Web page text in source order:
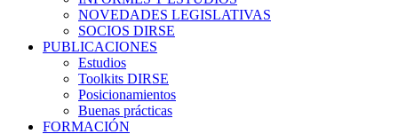
NOVEDADES LEGISLATIVAS
SOCIOS DIRSE
PUBLICACIONES
Estudios
Toolkits DIRSE
Posicionamientos
Buenas prácticas
FORMACIÓN